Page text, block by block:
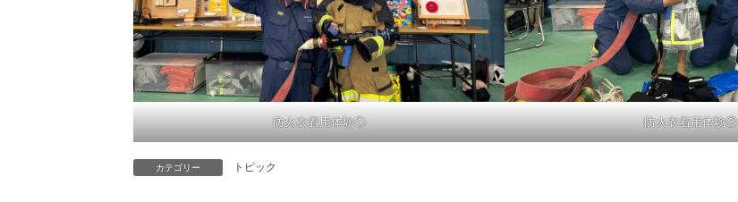
防火衣着用体験① 防火衣着用体験②
カテゴリー トピック